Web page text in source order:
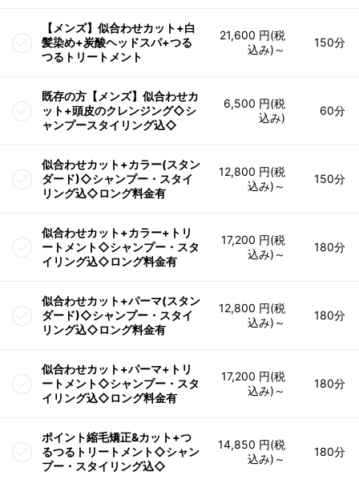
【メンズ】似合わせカット+白
髪染め+炭酸ヘッドスパ+つる
つるトリートメント
21,600 円(税
込み)～
150分
既存の方【メンズ】似合わせカ
ット+頭皮のクレンジング◇シ
ャンプースタイリング込◇
6,500 円(税
込み)
60分
似合わせカット+カラー(スタン
ダード)◇シャンプー・スタイ
リング込◇ロング料金有
12,800 円(税
込み)～
150分
似合わせカット+カラー+トリ
ートメント◇シャンプー・スタ
イリング込◇ロング料金有
17,200 円(税
込み)～
180分
似合わせカット+パーマ(スタン
ダード)◇シャンプー・スタイ
リング込◇ロング料金有
12,800 円(税
込み)～
180分
似合わせカット+パーマ+トリ
ートメント◇シャンプー・スタ
イリング込◇ロング料金有
17,200 円(税
込み)～
180分
ポイント縮毛矯正&カット+つ
るつるトリートメント◇シャン
プー・スタイリング込◇
14,850 円(税
込み)～
180分